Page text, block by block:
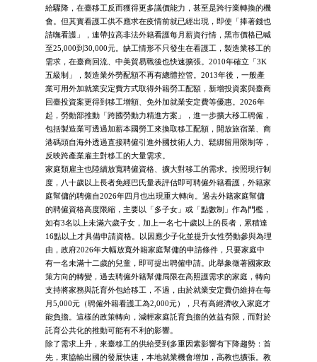
給驟降，在臺移工反而獲得更多議價能力，甚至是跨行業轉換的機
會。但其實看護工供不應求在疫情前就已經出現，即使「捧著錢也
請嘸看護」，連帶拉高非法外籍看護每月薪資行情，黑市價格已喊
至25,000到30,000元。缺工情形不只發生在看護工，製造業移工的
需求，在臺商回流、中美貿易戰後也快速擴張。2010年確立「3K
五級制」，製造業外勞配額不再有總體控管。2013年後，一般產
業可用外加就業安定費方式取得外籍勞工配額，新增投資案與臺商
回臺投資案更得到移工增額、免外加就業安定費等優惠。2026年
起，勞動部推動「跨國勞動力精進方案」，進一步擴大移工聘僱，
包括製造業可透過加薪本國勞工來換取移工配額，開放旅宿業、商
港碼頭自海外透過直接聘僱引進外國技術人力、鬆綁留用限制等，
反映跨產業雇主對移工的大量需求。
家庭類雇主也陸續放寬聘僱資格、擴大對移工的需求。按照現行制
度，八十歲以上長者免經巴氏量表評估即可聘僱外籍看護，外籍家
庭幫傭的聘僱自2026年四月也出現重大轉向。過去外籍家庭幫傭
的聘僱資格高度限縮，主要以「多子女」或「點數制」作為門檻，
如有3名以上未滿六歲子女，加上一名七十歲以上的長者，累積達
16點以上才具備申請資格。以因應少子化並提升女性勞動參與為理
由，政府2026年大幅放寬外籍家庭幫傭的申請條件，只要家庭中
有一名未滿十二歲的兒童，即可提出聘僱申請。此舉象徵著國家政
策方向的轉變，過去聘僱外籍幫傭局限在高照護需求的家庭，轉向
支持將家務與託育外包給移工，不過，由於就業安定費仍維持在每
月5,000元（聘僱外籍看護工為2,000元），只有高經濟收入家庭才
能負擔。這樣的政策轉向，減輕家庭託育負擔的效益有限，而對於
託育公共化的推動可能有不利的影響。
除了需求上升，來臺移工的供給受到多重因素影響有下降趨勢：首
先，東協輸出國的發展快速，本地就業機會增加，高教也擴張。教